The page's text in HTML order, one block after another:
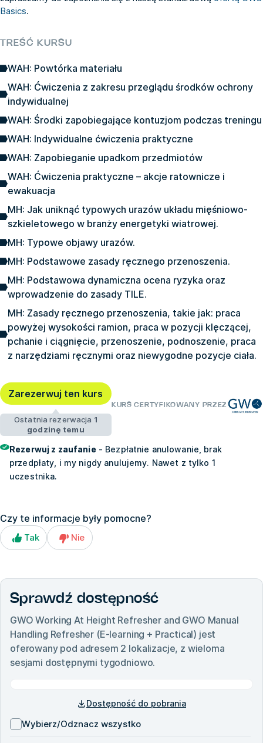
Basics.
TREŚĆ KURSU
WAH: Powtórka materiału
WAH: Ćwiczenia z zakresu przeglądu środków ochrony
indywidualnej
WAH: Środki zapobiegające kontuzjom podczas treningu
WAH: Indywidualne ćwiczenia praktyczne
WAH: Zapobieganie upadkom przedmiotów
WAH: Ćwiczenia praktyczne – akcje ratownicze i
ewakuacja
MH: Jak uniknąć typowych urazów układu mięśniowo-
szkieletowego w branży energetyki wiatrowej.
MH: Typowe objawy urazów.
MH: Podstawowe zasady ręcznego przenoszenia.
MH: Podstawowa dynamiczna ocena ryzyka oraz
wprowadzenie do zasady TILE.
MH: Zasady ręcznego przenoszenia, takie jak: praca
powyżej wysokości ramion, praca w pozycji klęczącej,
pchanie i ciągnięcie, przenoszenie, podnoszenie, praca
z narzędziami ręcznymi oraz niewygodne pozycje ciała.
Zarezerwuj ten kurs
Ostatnia rezerwacja 1
godzinę temu
KURS CERTYFIKOWANY PRZEZ
Rezerwuj z zaufanie- Bezpłatnie anulowanie, brak
przedpłaty, i my nigdy anulujemy. Nawet z tylko 1
uczestnika.
Czy te informacje były pomocne?
Tak Nie
Sprawdź dostępność
GWO Working At Height Refresher and GWO Manual
Handling Refresher (E-learning + Practical) jest
oferowany pod adresem 2 lokalizacje, z wieloma
sesjami dostępnymi tygodniowo.
Dostępność do pobrania
Wybierz/Odznacz wszystko